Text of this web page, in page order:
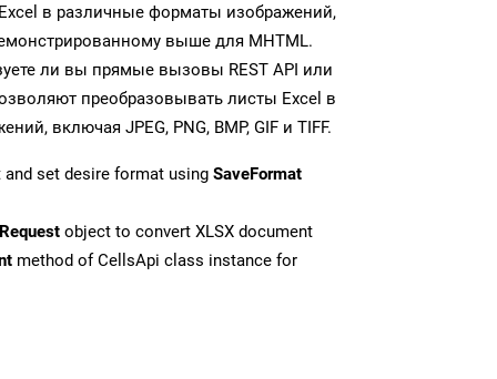
в различные форматы изображений,
выше для MHTML.
ли вы прямые вызовы REST API или
преобразовывать листы Excel в
включая JPEG, PNG, BMP, GIF и TIFF.
set desire format using SaveFormat
object to convert XLSX document
method of CellsApi class instance for